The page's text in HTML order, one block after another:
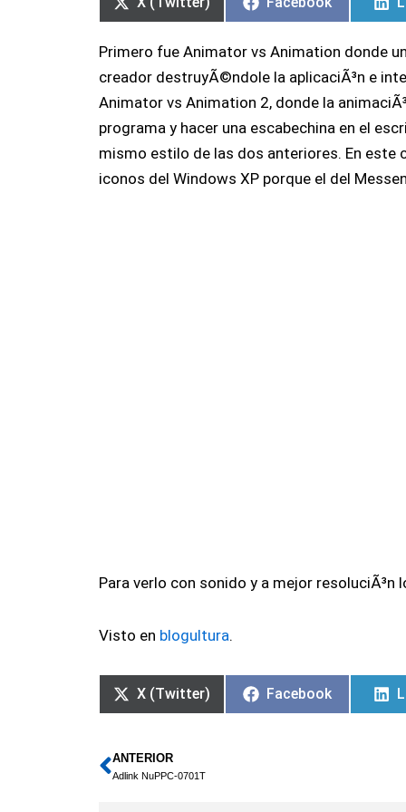
Primero fue Animator vs Animation donde
creador destruyÃ©ndole la aplicaciÃ³n e
Animator vs Animation 2, donde la
programa y hacer una escabechina en el
mismo estilo de las dos anteriores. En este
iconos del Windows XP porque el del
Para verlo con sonido y a mejor
Visto en blogultura.
X (Twitter) Facebook
Ant
ANTERIOR
Adlink NuPPC-0701T